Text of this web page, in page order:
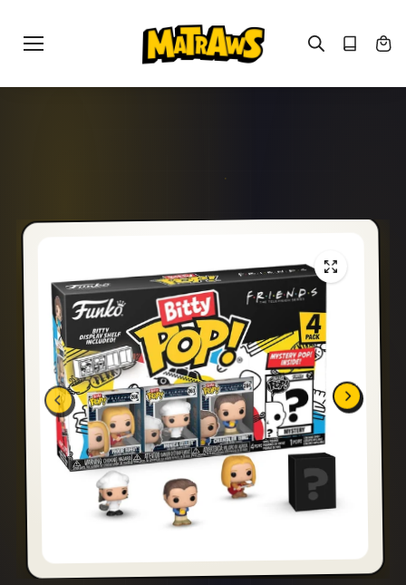
indhold